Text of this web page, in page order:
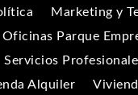
Marketing y
Oficinas Parque
Servicios
Alquiler